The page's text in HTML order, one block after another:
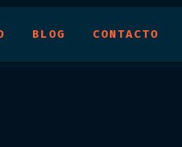
BLOG CONTACTO